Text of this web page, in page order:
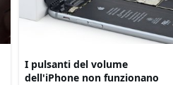
I pulsanti del volume
dell'iPhone non funzionano